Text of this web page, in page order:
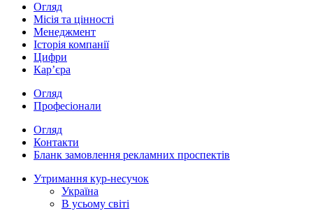
Огляд
Місія та цінності
Менеджмент
Історія компанії
Цифри
Кар’єра
Огляд
Професіонали
Огляд
Контакти
Бланк замовлення рекламних проспектів
Утримання кур-несучок
Україна
В усьому світі